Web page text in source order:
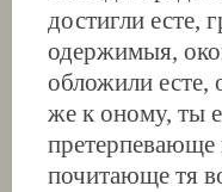
достигли есте,
одержимыя,
обложили есте,
же к оному, ты
претерпевающе
почитающе тя